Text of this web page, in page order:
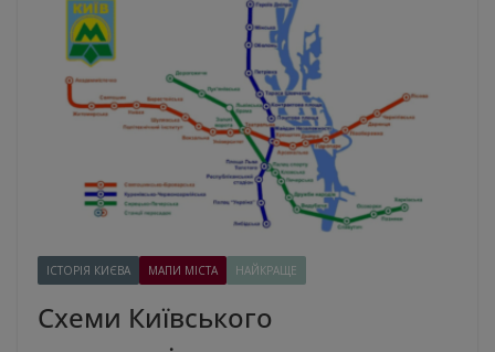
ІСТОРІЯ КИЄВА МАПИ МІСТА НАЙКРАЩЕ
Схеми Київського